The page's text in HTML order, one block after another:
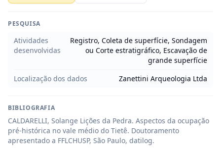
PESQUISA
Atividades
desenvolvidas
Registro, Coleta de superfície, Sondagem
ou Corte estratigráfico, Escavação de
grande superfície
Localização dos dados
Zanettini Arqueologia Ltda
BIBLIOGRAFIA
CALDARELLI, Solange Lições da Pedra. Aspectos da ocupação
pré-histórica no vale médio do Tietê. Doutoramento
apresentado a FFLCHUSP, São Paulo, datilog.